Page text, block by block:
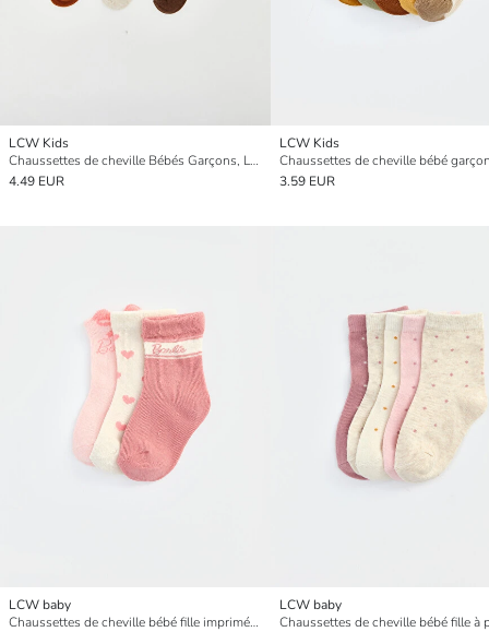
LCW Kids
Chaussettes de cheville Bébés Garçons, Lot de 7
4.49 EUR
LCW Kids
3.59 EUR
LCW baby
Chaussettes de cheville bébé fille imprimées Barbie lot de 3
LCW baby